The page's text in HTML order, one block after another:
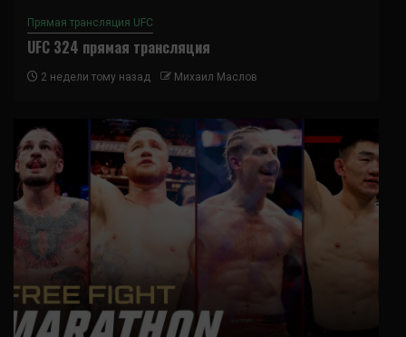
Прямая трансляция UFC
UFC 324 прямая трансляция
2 недели тому назад Михаил Маслов